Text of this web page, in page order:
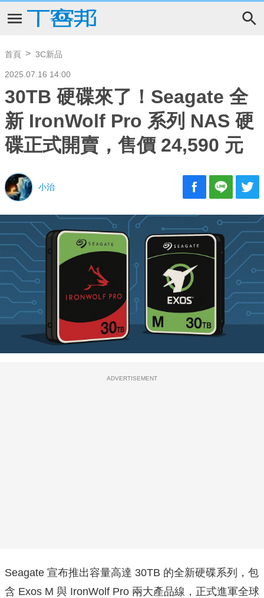
首頁 3C新品
2025.07.16 14:00
30TB 硬碟來了！Seagate 全
新 IronWolf Pro 系列 NAS 硬
碟正式開賣，售價 24,590 元
小治
ADVERTISEMENT
Seagate 宣布推出容量高達 30TB 的全新硬碟系列，包
含 Exos M 與 IronWolf Pro 兩大產品線，正式進軍全球